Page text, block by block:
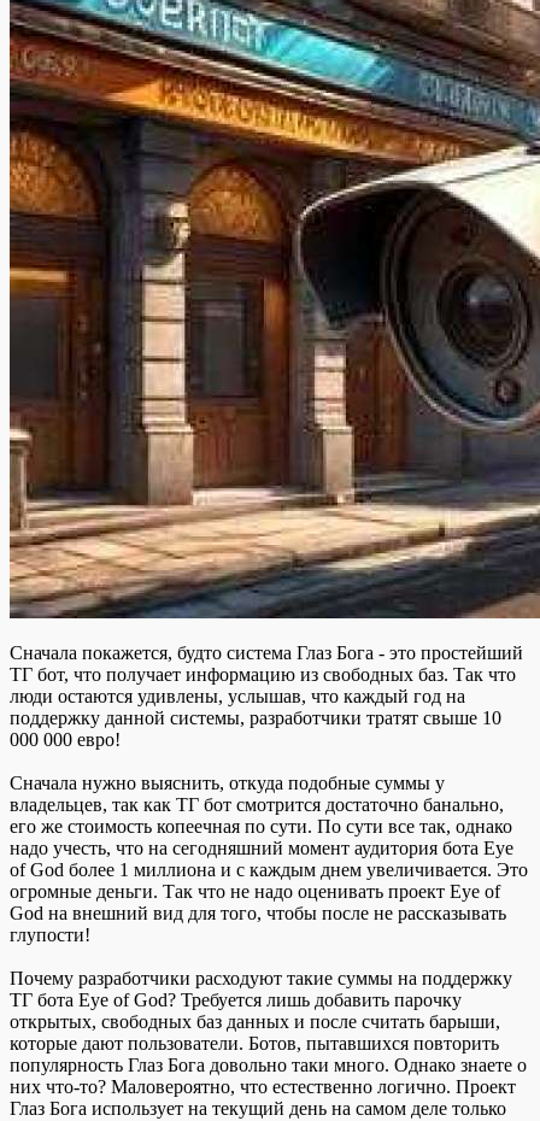
Сначала покажется, будто система Глаз Бога - это простейший
ТГ бот, что получает информацию из свободных баз. Так что
люди остаются удивлены, услышав, что каждый год на
поддержку данной системы, разработчики тратят свыше 10
000 000 евро!
Сначала нужно выяснить, откуда подобные суммы у
владельцев, так как ТГ бот смотрится достаточно банально,
его же стоимость копеечная по сути. По сути все так, однако
надо учесть, что на сегодняшний момент аудитория бота Eye
of God более 1 миллиона и с каждым днем увеличивается. Это
огромные деньги. Так что не надо оценивать проект Eye of
God на внешний вид для того, чтобы после не рассказывать
глупости!
Почему разработчики расходуют такие суммы на поддержку
ТГ бота Eye of God? Требуется лишь добавить парочку
открытых, свободных баз данных и после считать барыши,
которые дают пользователи. Ботов, пытавшихся повторить
популярность Глаз Бога довольно таки много. Однако знаете о
них что-то? Маловероятно, что естественно логично. Проект
Глаз Бога использует на текущий день на самом деле только